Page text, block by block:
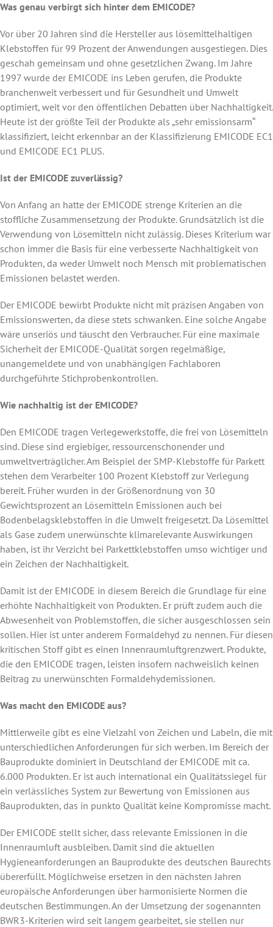
Was genau verbirgt sich hinter dem EMICODE?
Vor über 20 Jahren sind die Hersteller aus lösemittelhaltigen
Klebstoffen für 99 Prozent der Anwendungen ausgestiegen. Dies
geschah gemeinsam und ohne gesetzlichen Zwang. Im Jahre
1997 wurde der EMICODE ins Leben gerufen, die Produkte
branchenweit verbessert und für Gesundheit und Umwelt
optimiert, weit vor den öffentlichen Debatten über Nachhaltigkeit.
Heute ist der größte Teil der Produkte als „sehr emissionsarm“
klassifiziert, leicht erkennbar an der Klassifizierung EMICODE EC1
und EMICODE EC1 PLUS.
Ist der EMICODE zuverlässig?
Von Anfang an hatte der EMICODE strenge Kriterien an die
stoffliche Zusammensetzung der Produkte. Grundsätzlich ist die
Verwendung von Lösemitteln nicht zulässig. Dieses Kriterium war
schon immer die Basis für eine verbesserte Nachhaltigkeit von
Produkten, da weder Umwelt noch Mensch mit problematischen
Emissionen belastet werden.
Der EMICODE bewirbt Produkte nicht mit präzisen Angaben von
Emissionswerten, da diese stets schwanken. Eine solche Angabe
wäre unseriös und täuscht den Verbraucher. Für eine maximale
Sicherheit der EMICODE-Qualität sorgen regelmäßige,
unangemeldete und von unabhängigen Fachlaboren
durchgeführte Stichprobenkontrollen.
Wie nachhaltig ist der EMICODE?
Den EMICODE tragen Verlegewerkstoffe, die frei von Lösemitteln
sind. Diese sind ergiebiger, ressourcenschonender und
umweltverträglicher. Am Beispiel der SMP-Klebstoffe für Parkett
stehen dem Verarbeiter 100 Prozent Klebstoff zur Verlegung
bereit. Früher wurden in der Größenordnung von 30
Gewichtsprozent an Lösemitteln Emissionen auch bei
Bodenbelagsklebstoffen in die Umwelt freigesetzt. Da Lösemittel
als Gase zudem unerwünschte klimarelevante Auswirkungen
haben, ist ihr Verzicht bei Parkettklebstoffen umso wichtiger und
ein Zeichen der Nachhaltigkeit.
Damit ist der EMICODE in diesem Bereich die Grundlage für eine
erhöhte Nachhaltigkeit von Produkten. Er prüft zudem auch die
Abwesenheit von Problemstoffen, die sicher ausgeschlossen sein
sollen. Hier ist unter anderem Formaldehyd zu nennen. Für diesen
kritischen Stoff gibt es einen Innenraumluftgrenzwert. Produkte,
die den EMICODE tragen, leisten insofern nachweislich keinen
Beitrag zu unerwünschten Formaldehydemissionen.
Was macht den EMICODE aus?
Mittlerweile gibt es eine Vielzahl von Zeichen und Labeln, die mit
unterschiedlichen Anforderungen für sich werben. Im Bereich der
Bauprodukte dominiert in Deutschland der EMICODE mit ca.
6.000 Produkten. Er ist auch international ein Qualitätssiegel für
ein verlässliches System zur Bewertung von Emissionen aus
Bauprodukten, das in punkto Qualität keine Kompromisse macht.
Der EMICODE stellt sicher, dass relevante Emissionen in die
Innenraumluft ausbleiben. Damit sind die aktuellen
Hygieneanforderungen an Bauprodukte des deutschen Baurechts
übererfüllt. Möglichweise ersetzen in den nächsten Jahren
europäische Anforderungen über harmonisierte Normen die
deutschen Bestimmungen. An der Umsetzung der sogenannten
BWR3-Kriterien wird seit langem gearbeitet, sie stellen nur